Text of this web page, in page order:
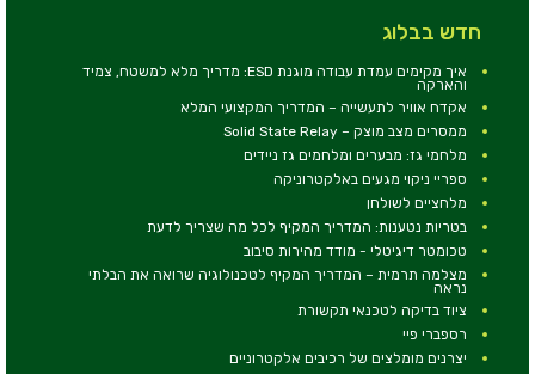
חדש בבלוג
איך מקימים עמדת עבודה מוגנת ESD: מדריך מלא למשטח, צמיד
והארקה
אקדח אוויר לתעשייה – המדריך המקצועי המלא
ממסרים מצב מוצק – Solid State Relay
מלחמי גז: מבערים ומלחמים גז ניידים
ספריי ניקוי מגעים באלקטרוניקה
מלחציים לשולחן
בטריות נטענות: המדריך המקיף לכל מה שצריך לדעת
טכומטר דיגיטלי - מודד מהירות סיבוב
מצלמה תרמית – המדריך המקיף לטכנולוגיה שרואה את הבלתי
נראה
ציוד בדיקה לטכנאי תקשורת
רספברי פיי
יצרנים מומלצים של רכיבים אלקטרוניים